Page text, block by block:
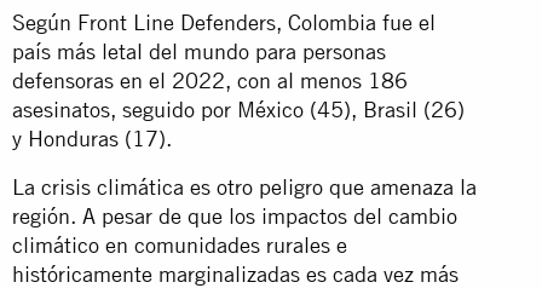
Según Front Line Defenders, Colombia fue el
país más letal del mundo para personas
defensoras en el 2022, con al menos 186
asesinatos, seguido por México (45), Brasil (26)
y Honduras (17).
La crisis climática es otro peligro que amenaza la
región. A pesar de que los impactos del cambio
climático en comunidades rurales e
históricamente marginalizadas es cada vez más